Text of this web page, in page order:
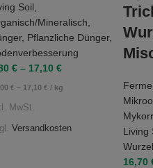
Soil
Mineralisch
, Pflanzliche Dünger,
€ – 17,10 €
€ – 17,10 € / kg
MwSt.
Versandkosten
Living
16,70